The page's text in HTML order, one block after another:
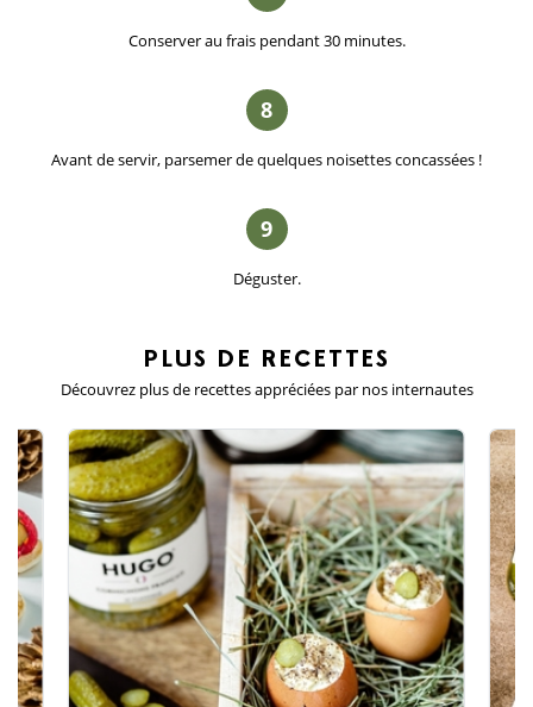
Conserver au frais pendant 30 minutes.
8
Avant de servir, parsemer de quelques noisettes concassées !
9
Déguster.
PLUS DE RECETTES
Découvrez plus de recettes appréciées par nos internautes